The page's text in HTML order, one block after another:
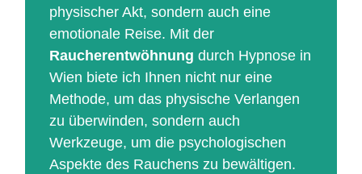
physischer Akt, sondern auch eine
emotionale Reise. Mit der
Raucherentwöhnung durch Hypnose in
Wien biete ich Ihnen nicht nur eine
Methode, um das physische Verlangen
zu überwinden, sondern auch
Werkzeuge, um die psychologischen
Aspekte des Rauchens zu bewältigen.